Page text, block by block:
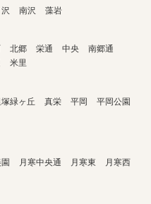
南沢 藻岩
北郷 栄通 中央
南郷通
米里
塚緑ヶ丘 真栄 平岡
平岡公園
月寒中央通 月寒東
月寒西